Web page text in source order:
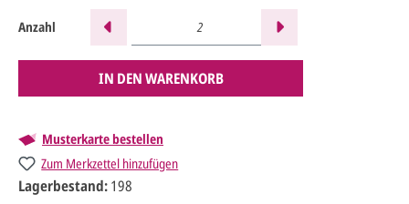
Anzahl
IN DEN WARENKORB
Musterkarte bestellen
Zum Merkzettel hinzufügen
Lagerbestand:198